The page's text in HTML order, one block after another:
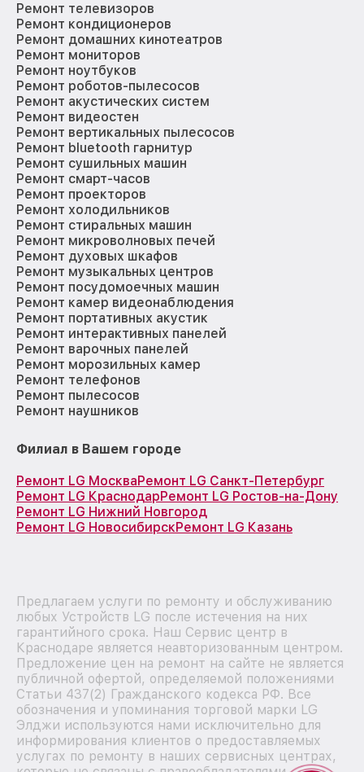
Ремонт телевизоров
Ремонт кондиционеров
Ремонт домашних кинотеатров
Ремонт мониторов
Ремонт ноутбуков
Ремонт роботов-пылесосов
Ремонт акустических систем
Ремонт видеостен
Ремонт вертикальных пылесосов
Ремонт bluetooth гарнитур
Ремонт сушильных машин
Ремонт смарт-часов
Ремонт проекторов
Ремонт холодильников
Ремонт стиральных машин
Ремонт микроволновых печей
Ремонт духовых шкафов
Ремонт музыкальных центров
Ремонт посудомоечных машин
Ремонт камер видеонаблюдения
Ремонт портативных акустик
Ремонт интерактивных панелей
Ремонт варочных панелей
Ремонт морозильных камер
Ремонт телефонов
Ремонт пылесосов
Ремонт наушников
Филиал в Вашем городе
Ремонт LG МоскваРемонт LG Санкт-Петербург
Ремонт LG КраснодарРемонт LG Ростов-на-Дону
Ремонт LG Нижний Новгород
Ремонт LG НовосибирскРемонт LG Казань
Предлагаем услуги по ремонту и обслуживанию
любых Устройств LG после истечения на них
гарантийного срока. Наш Сервис центр в
Краснодаре является неавторизованным центром.
Предложение цен на ремонт на сайте не является
публичной офертой, определяемой положениями
Статьи 437(2) Гражданского кодекса РФ. Все
обозначения и упоминания торговой марки LG
Элджи используются нами исключительно для
информирования клиентов о предоставляемых
услугах по ремонту в наших сервисных центрах,